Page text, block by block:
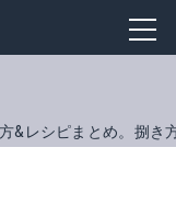
&レシピまとめ。捌き